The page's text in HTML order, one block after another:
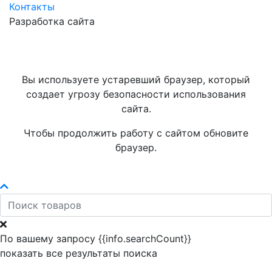
Контакты
Разработка сайта
Вы используете устаревший браузер, который
создает угрозу безопасности использования
сайта.
Чтобы продолжить работу с сайтом обновите
браузер.
По вашему запросу {{info.searchCount}}
показать все результаты поиска